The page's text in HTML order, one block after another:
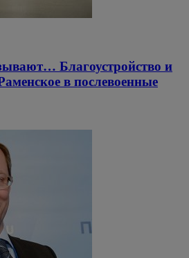
Благоустройство и
в послевоенные